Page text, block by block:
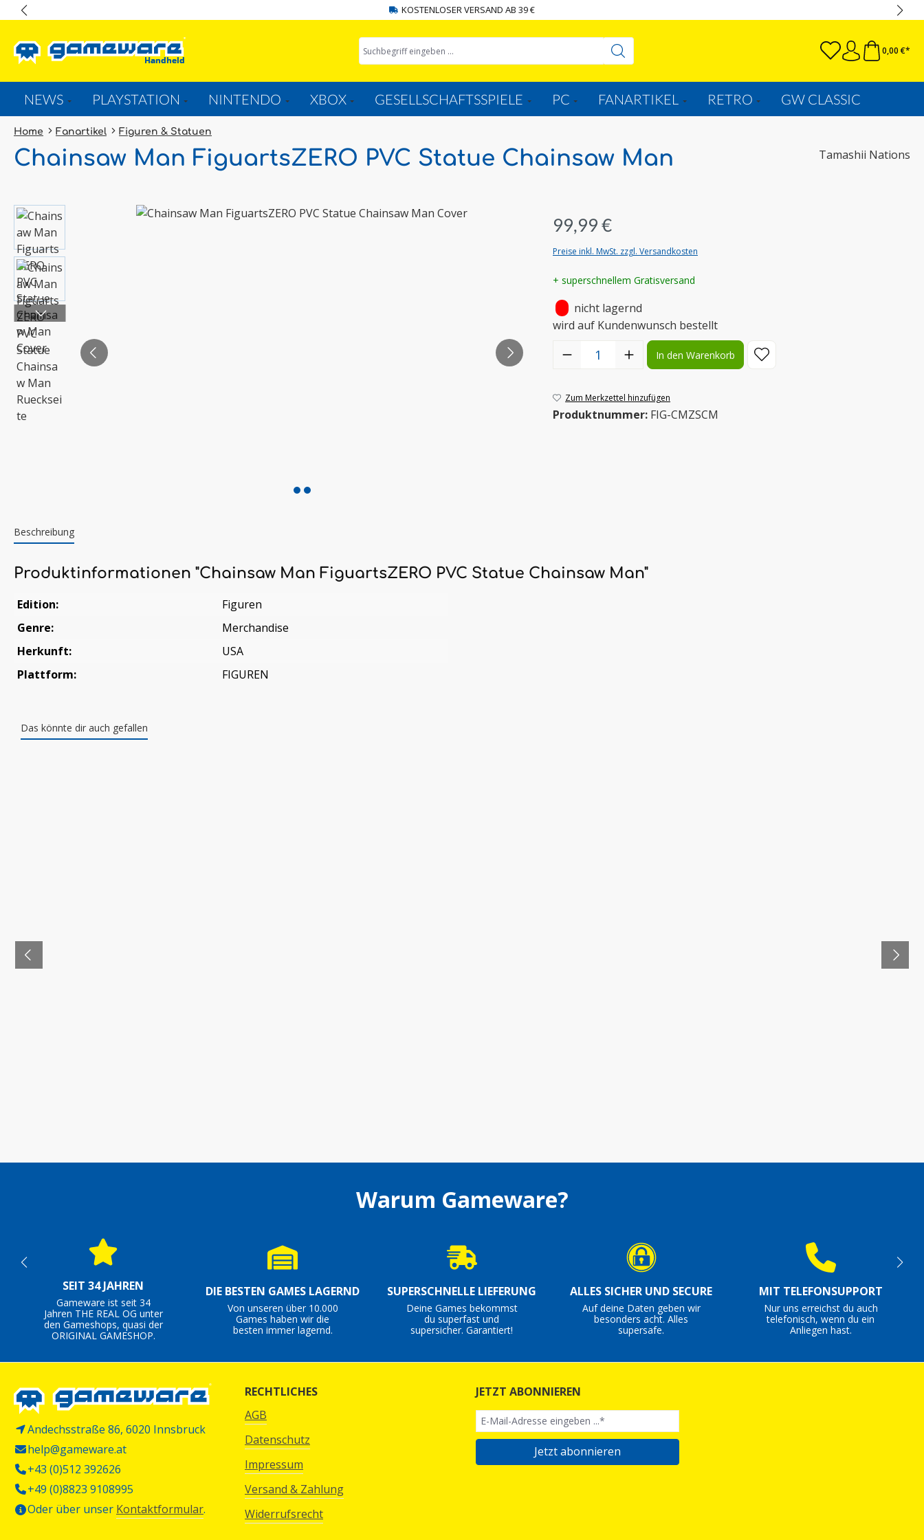
KOSTENLOSER VERSAND AB 39 €
0,00 €*
NEWS PLAYSTATION NINTENDO XBOX GESELLSCHAFTSSPIELE PC FANARTIKEL RETRO GW CLASSIC
Home Fanartikel Figuren & Statuen
Chainsaw Man FiguartsZERO PVC Statue Chainsaw Man Tamashii Nations
Bildergalerie überspringen
99,99 €
Preise inkl. MwSt. zzgl. Versandkosten
+ superschnellem Gratisversand
nicht lagernd
wird auf Kundenwunsch bestellt
Produkt Anzahl: Gib den gewünschten Wert ein oder benutze die
In den Warenkorb
Zum Merkzettel hinzufügen
Produktnummer: FIG-CMZSCM
Beschreibung
Produktinformationen "Chainsaw Man FiguartsZERO PVC Statue Chainsaw Man"
Edition:
Figuren
Genre:
Merchandise
Herkunft:
USA
Plattform:
FIGUREN
Das könnte dir auch gefallen
Warum Gameware?
SEIT 34 JAHREN
Gameware ist seit 34
Jahren THE REAL OG unter
den Gameshops, quasi der
ORIGINAL GAMESHOP.
DIE BESTEN GAMES LAGERND
Von unseren über 10.000
Games haben wir die
besten immer lagernd.
SUPERSCHNELLE LIEFERUNG
Deine Games bekommst
du superfast und
supersicher. Garantiert!
ALLES SICHER UND SECURE
Auf deine Daten geben wir
besonders acht. Alles
supersafe.
MIT TELEFONSUPPORT
Nur uns erreichst du auch
telefonisch, wenn du ein
Anliegen hast.
Andechsstraße 86, 6020 Innsbruck
help@gameware.at
+43 (0)512 392626
+49 (0)8823 9108995
Oder über unser Kontaktformular.
RECHTLICHES
AGB
Datenschutz
Impressum
Versand & Zahlung
Widerrufsrecht
JETZT ABONNIEREN
Jetzt abonnieren